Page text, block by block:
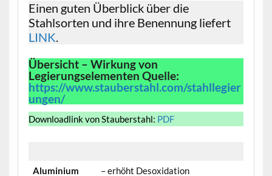
Einen guten Überblick über die
Stahlsorten und ihre Benennung liefert
LINK.
Übersicht – Wirkung von
Legierungselementen Quelle:
https://www.stauberstahl.com/stahllegier
ungen/
Downloadlink von Stauberstahl: PDF
Aluminium
– erhöht Desoxidation